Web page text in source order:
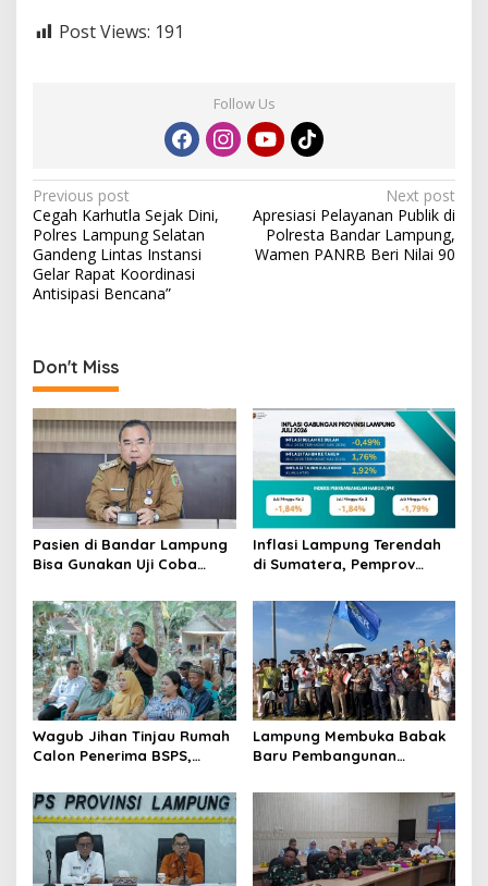
Post Views: 191
Follow Us
P
o
s
t
a
v
i
g
i
o
n
Previous post
Cegah Karhutla Sejak Dini,
Polres Lampung Selatan
Gandeng Lintas Instansi
Gelar Rapat Koordinasi
Antisipasi Bencana”
Next post
Apresiasi Pelayanan Publik di
Polresta Bandar Lampung,
Wamen PANRB Beri Nilai 90
Don't Miss
Pasien di Bandar Lampung
Bisa Gunakan Uji Coba
RSUDAM
Inflasi Lampung Terendah
di Sumatera, Pemprov
Distribusi Pangan
Wagub Jihan Tinjau Rumah
Calon Penerima BSPS,
Kualitas Hunian Warga dan
Serap Aspirasi Masyarakat
Lampung Membuka Babak
Baru Pembangunan
Peluncuran Satelit
Lampung-1 Berbasis AI